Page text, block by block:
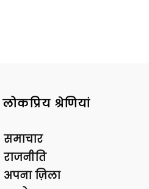
लोकप्रिय श्रेणियां
समाचार
राजनीति
अपना ज़िला